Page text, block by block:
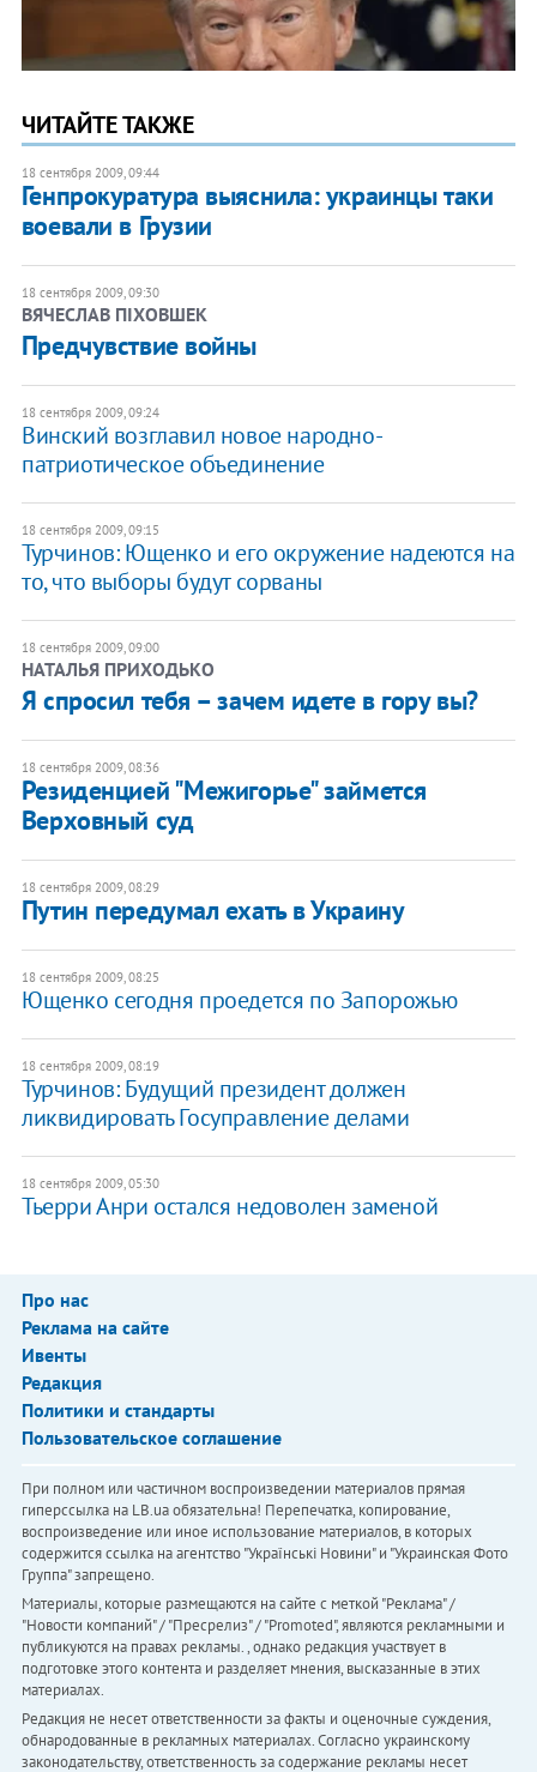
ЧИТАЙТЕ ТАКЖЕ
18 сентября 2009, 09:44
Генпрокуратура выяснила: украинцы таки
воевали в Грузии
18 сентября 2009, 09:30
ВЯЧЕСЛАВ ПІХОВШЕК
Предчувствие войны
18 сентября 2009, 09:24
Винский возглавил новое народно-
патриотическое объединение
18 сентября 2009, 09:15
Турчинов: Ющенко и его окружение надеются на
то, что выборы будут сорваны
18 сентября 2009, 09:00
НАТАЛЬЯ ПРИХОДЬКО
Я спросил тебя – зачем идете в гору вы?
18 сентября 2009, 08:36
Резиденцией "Межигорье" займется
Верховный суд
18 сентября 2009, 08:29
Путин передумал ехать в Украину
18 сентября 2009, 08:25
Ющенко сегодня проедется по Запорожью
18 сентября 2009, 08:19
Турчинов: Будущий президент должен
ликвидировать Госуправление делами
18 сентября 2009, 05:30
Тьерри Анри остался недоволен заменой
Про нас
Реклама на сайте
Ивенты
Редакция
Политики и стандарты
Пользовательское соглашение
При полном или частичном воспроизведении материалов прямая
гиперссылка на LB.ua обязательна! Перепечатка, копирование,
воспроизведение или иное использование материалов, в которых
содержится ссылка на агентство "Українськi Новини" и "Украинская Фото
Группа" запрещено.
Материалы, которые размещаются на сайте с меткой "Реклама" /
"Новости компаний" / "Пресрелиз" / "Promoted", являются рекламными и
публикуются на правах рекламы. , однако редакция участвует в
подготовке этого контента и разделяет мнения, высказанные в этих
материалах.
Редакция не несет ответственности за факты и оценочные суждения,
обнародованные в рекламных материалах. Согласно украинскому
законодательству, ответственность за содержание рекламы несет